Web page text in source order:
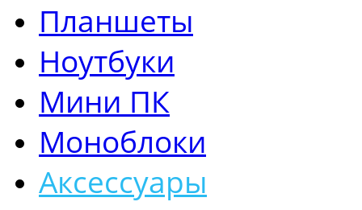
Планшеты
Ноутбуки
Мини ПК
Моноблоки
Аксессуары